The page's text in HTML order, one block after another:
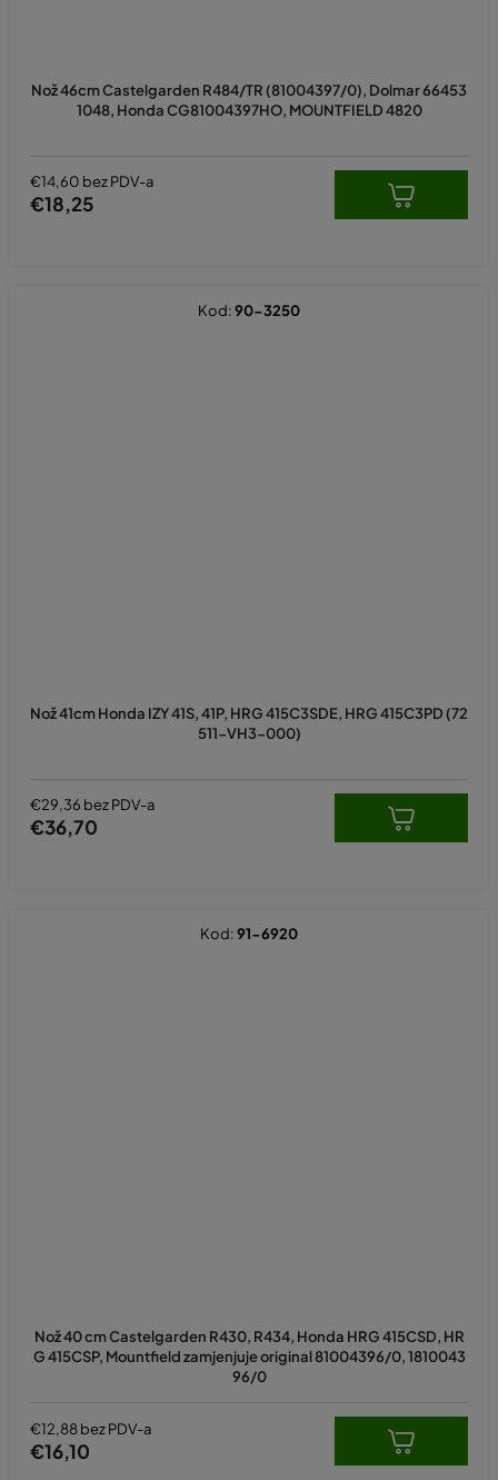
Nož 46cm Castelgarden R484/TR (81004397/0), Dolmar 66453
1048, Honda CG81004397HO, MOUNTFIELD 4820
€14,60 bez PDV-a
€18,25
Nož 41cm Honda IZY 41S, 41P, HRG 415C3SDE, HRG 415C3PD (72
511-VH3-000)
€29,36 bez PDV-a
€36,70
Kod:90-3250
Nož 40 cm Castelgarden R430, R434, Honda HRG 415CSD, HR
G 415CSP, Mountfield zamjenjuje original 81004396/0, 1810043
96/0
€12,88 bez PDV-a
€16,10
Kod:91-6920